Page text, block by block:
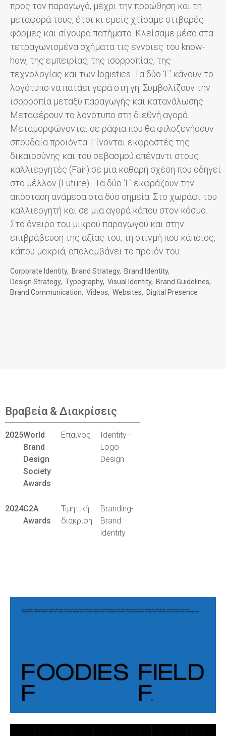
προς τον παραγωγό, μέχρι την προώθηση και τη
μεταφορά τους, έτσι κι εμείς χτίσαμε στιβαρές
φόρμες και σίγουρα πατήματα. Κλείσαμε μέσα στα
τετραγωνισμένα σχήματα τις έννοιες του know-
how, της εμπειρίας, της ισορροπίας, της
τεχνολογίας και των logistics. Τα δύο ‘F’ κάνουν το
λογότυπο να πατάει γερά στη γη. Συμβολίζουν την
ισορροπία μεταξύ παραγωγής και κατανάλωσης.
Μεταφέρουν το λογότυπο στη διεθνή αγορά.
Μεταμορφώνονται σε ράφια που θα φιλοξενήσουν
σπουδαία προϊόντα. Γίνονται εκφραστές της
δικαιοσύνης και του σεβασμού απέναντι στους
καλλιεργητές (Fair) σε μια καθαρή σχέση που οδηγεί
στο μέλλον (Future). Τα δύο ‘F’ εκφράζουν την
απόσταση ανάμεσα στα δύο σημεία: Στο χωράφι του
καλλιεργητή και σε μια αγορά κάπου στον κόσμο.
Στο όνειρο του μικρού παραγωγού και στην
επιβράβευση της αξίας του, τη στιγμή που κάποιος,
κάπου μακριά, απολαμβάνει το προϊόν του.
Corporate Identity Brand Strategy
Brand Identity
Design Strategy Typography Visual Identity
Brand Guidelines
Brand Communication
Videos Websites Digital Presence
Βραβεία & Διακρίσεις
2025World
Brand
Design
Society
Awards
Επαινος
Identity -
Logo
Design
2024C2A
Awards
Τιμητική
διάκριση
Branding-
Brand
identity